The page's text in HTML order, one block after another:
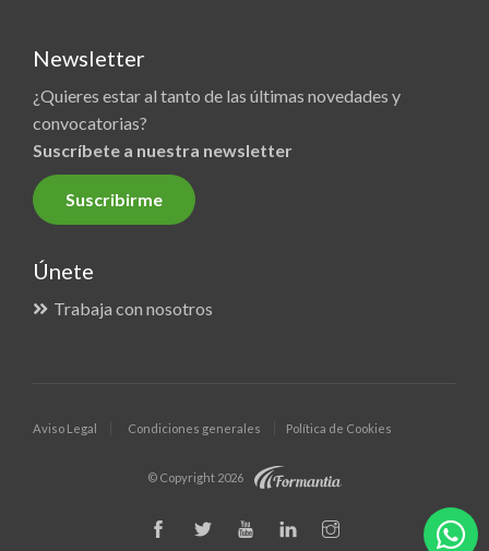
Newsletter
¿Quieres estar al tanto de las últimas novedades y
convocatorias?
Suscríbete a nuestra newsletter
Suscribirme
Únete
Trabaja con nosotros
Aviso Legal Condiciones generales Política de Cookies
© Copyright 2026